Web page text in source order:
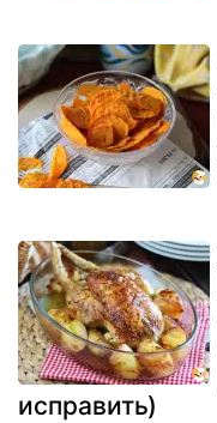
исправить)